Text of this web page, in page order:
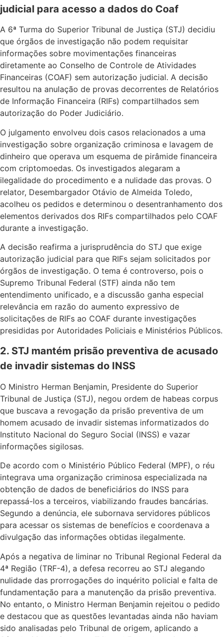
judicial para acesso a dados do Coaf
A 6ª Turma do Superior Tribunal de Justiça (STJ) decidiu
que órgãos de investigação não podem requisitar
informações sobre movimentações financeiras
diretamente ao Conselho de Controle de Atividades
Financeiras (COAF) sem autorização judicial. A decisão
resultou na anulação de provas decorrentes de Relatórios
de Informação Financeira (RIFs) compartilhados sem
autorização do Poder Judiciário.
O julgamento envolveu dois casos relacionados a uma
investigação sobre organização criminosa e lavagem de
dinheiro que operava um esquema de pirâmide financeira
com criptomoedas. Os investigados alegaram a
ilegalidade do procedimento e a nulidade das provas. O
relator, Desembargador Otávio de Almeida Toledo,
acolheu os pedidos e determinou o desentranhamento dos
elementos derivados dos RIFs compartilhados pelo COAF
durante a investigação.
A decisão reafirma a jurisprudência do STJ que exige
autorização judicial para que RIFs sejam solicitados por
órgãos de investigação. O tema é controverso, pois o
Supremo Tribunal Federal (STF) ainda não tem
entendimento unificado, e a discussão ganha especial
relevância em razão do aumento expressivo de
solicitações de RIFs ao COAF durante investigações
presididas por Autoridades Policiais e Ministérios Públicos.
2. STJ mantém prisão preventiva de acusado
de invadir sistemas do INSS
O Ministro Herman Benjamin, Presidente do Superior
Tribunal de Justiça (STJ), negou ordem de habeas corpus
que buscava a revogação da prisão preventiva de um
homem acusado de invadir sistemas informatizados do
Instituto Nacional do Seguro Social (INSS) e vazar
informações sigilosas.
De acordo com o Ministério Público Federal (MPF), o réu
integrava uma organização criminosa especializada na
obtenção de dados de beneficiários do INSS para
repassá-los a terceiros, viabilizando fraudes bancárias.
Segundo a denúncia, ele subornava servidores públicos
para acessar os sistemas de benefícios e coordenava a
divulgação das informações obtidas ilegalmente.
Após a negativa de liminar no Tribunal Regional Federal da
4ª Região (TRF-4), a defesa recorreu ao STJ alegando
nulidade das prorrogações do inquérito policial e falta de
fundamentação para a manutenção da prisão preventiva.
No entanto, o Ministro Herman Benjamin rejeitou o pedido
e destacou que as questões levantadas ainda não haviam
sido analisadas pelo Tribunal de origem, aplicando a